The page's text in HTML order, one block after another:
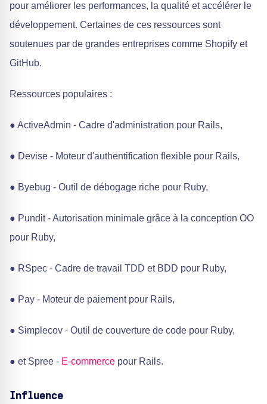
pour améliorer les performances, la qualité et accélérer le
développement. Certaines de ces ressources sont
soutenues par de grandes entreprises comme Shopify et
GitHub.
Ressources populaires :
● ActiveAdmin - Cadre d'administration pour Rails,
● Devise - Moteur d'authentification flexible pour Rails,
● Byebug - Outil de débogage riche pour Ruby,
● Pundit - Autorisation minimale grâce à la conception OO
pour Ruby,
● RSpec - Cadre de travail TDD et BDD pour Ruby,
● Pay - Moteur de paiement pour Rails,
● Simplecov - Outil de couverture de code pour Ruby,
● et Spree - E-commerce pour Rails.
Influence